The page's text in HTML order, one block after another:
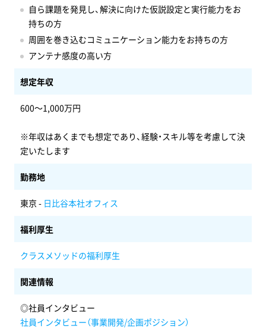
自ら課題を発見し、解決に向けた仮説設定と実行能力をお
持ちの方
周囲を巻き込むコミュニケーション能力をお持ちの方
アンテナ感度の高い方
想定年収
600〜1,000万円
※年収はあくまでも想定であり、経験・スキル等を考慮して決
定いたします
勤務地
東京 - 日比谷本社オフィス
福利厚生
クラスメソッドの福利厚生
関連情報
◎社員インタビュー
社員インタビュー（事業開発/企画ポジション）